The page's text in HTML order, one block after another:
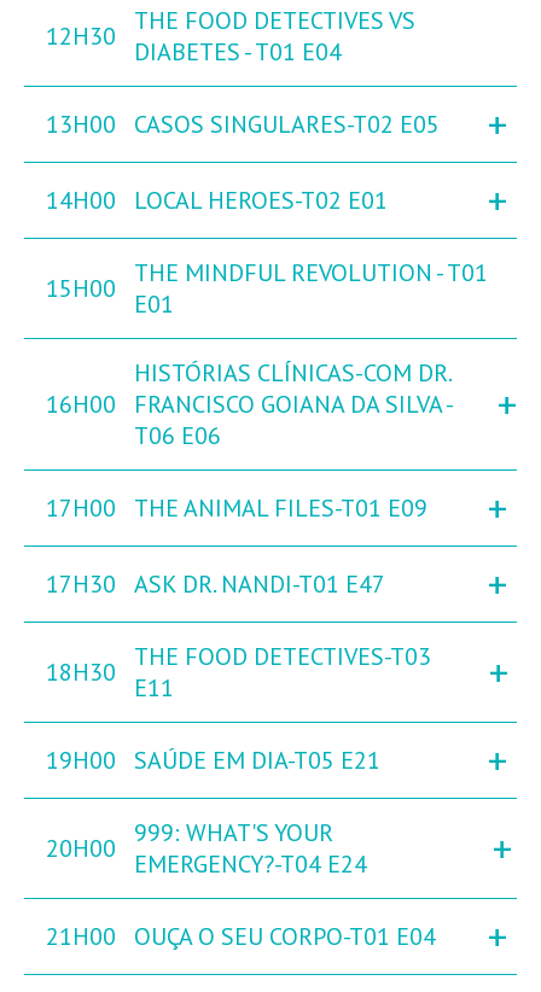
12H30
THE FOOD DETECTIVES VS
DIABETES - T01 E04
13H00 CASOS SINGULARES-T02 E05 +
14H00 LOCAL HEROES-T02 E01 +
15H00
THE MINDFUL REVOLUTION - T01
E01
16H00
HISTÓRIAS CLÍNICAS-COM DR.
FRANCISCO GOIANA DA SILVA -
T06 E06
+
17H00 THE ANIMAL FILES-T01 E09 +
17H30 ASK DR. NANDI-T01 E47 +
18H30
THE FOOD DETECTIVES-T03
E11
+
19H00 SAÚDE EM DIA-T05 E21 +
20H00
999: WHAT'S YOUR
EMERGENCY?-T04 E24
+
21H00 OUÇA O SEU CORPO-T01 E04 +